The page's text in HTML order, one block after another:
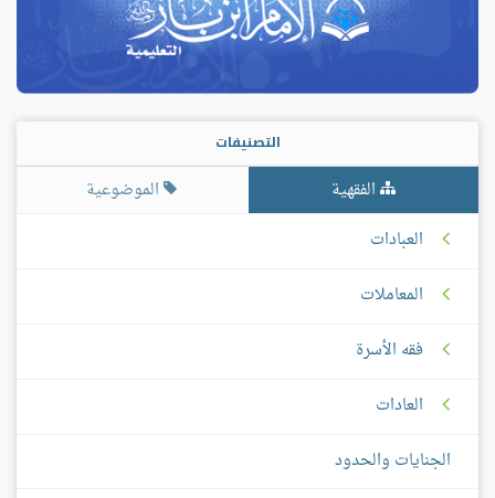
التصنيفات
الفقهية
الموضوعية
العبادات
المعاملات
فقه الأسرة
العادات
الجنايات والحدود